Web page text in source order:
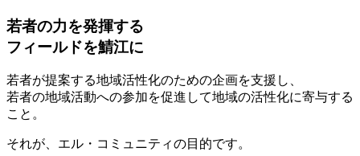
若者の力を発揮する
フィールドを鯖江に
若者が提案する地域活性化のための企画を支援し、
若者の地域活動への参加を促進して地域の活性化に寄与する
こと。
それが、エル・コミュニティの目的です。